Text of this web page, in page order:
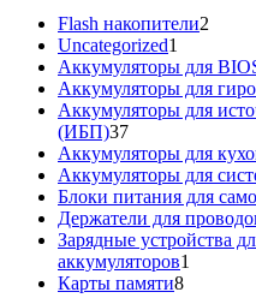
Flash накопители2
Uncategorized1
товар
Аккумуляторы для
Аккумуляторы для
Аккумуляторы для
(ИБП)3737
товаров
Аккумуляторы для
Аккумуляторы для
Блоки питания для
Держатели для
Зарядные устройства
аккумуляторов1
Карты памяти88